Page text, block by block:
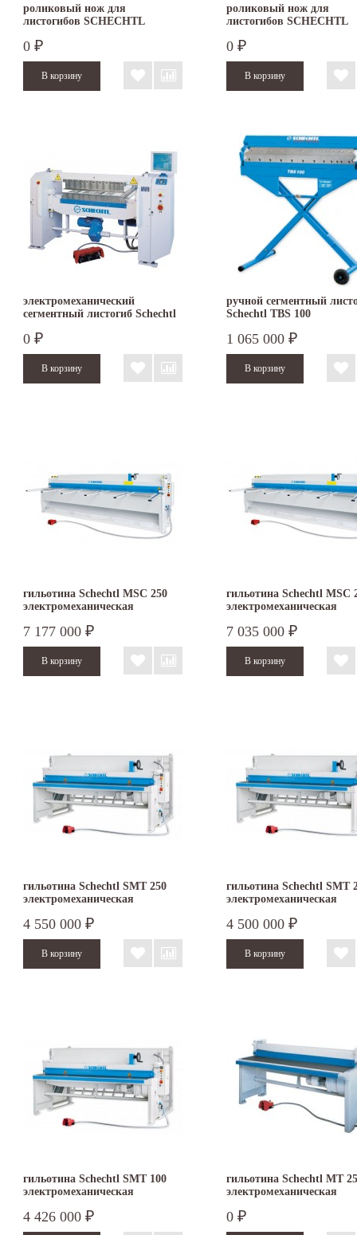
роликовый нож для
листогибов SCHECHTL
0 ₽
роликовый нож для
листогибов SCHECHTL
0 ₽
электромеханический
сегментный листогиб Schechtl
0 ₽
ручной сегментный
Schechtl TBS 100
1 065 000 ₽
гильотина Schechtl MSC 250
электромеханическая
7 177 000 ₽
гильотина Schechtl MSC
электромеханическая
7 035 000 ₽
гильотина Schechtl SMT 250
электромеханическая
4 550 000 ₽
гильотина Schechtl SMT
электромеханическая
4 500 000 ₽
гильотина Schechtl SMT 100
электромеханическая
4 426 000 ₽
гильотина Schechtl MT
электромеханическая
0 ₽